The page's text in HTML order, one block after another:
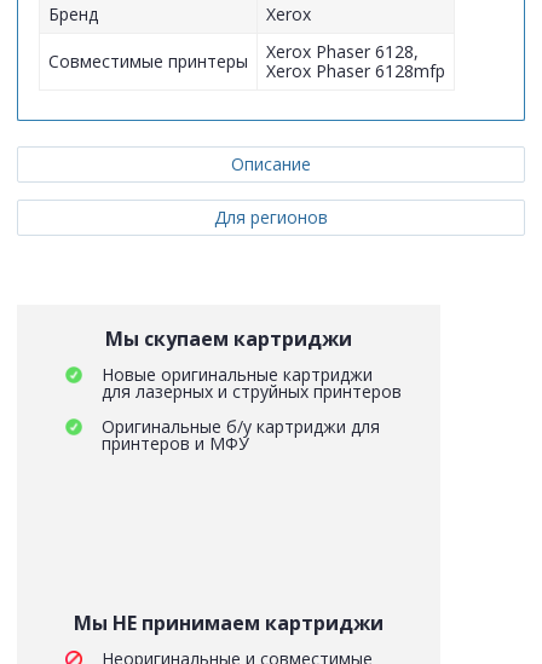
Бренд Xerox
Совместимые принтеры
Xerox Phaser 6128,
Xerox Phaser 6128mfp
Описание
Для регионов
Мы скупаем картриджи
Новые оригинальные картриджи
для лазерных и струйных принтеров
Оригинальные б/у картриджи для
принтеров и МФУ
Мы НЕ принимаем картриджи
Неоригинальные и совместимые